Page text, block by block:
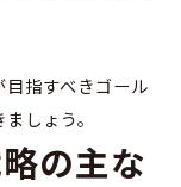
指すべきゴール
しょう。
の主な